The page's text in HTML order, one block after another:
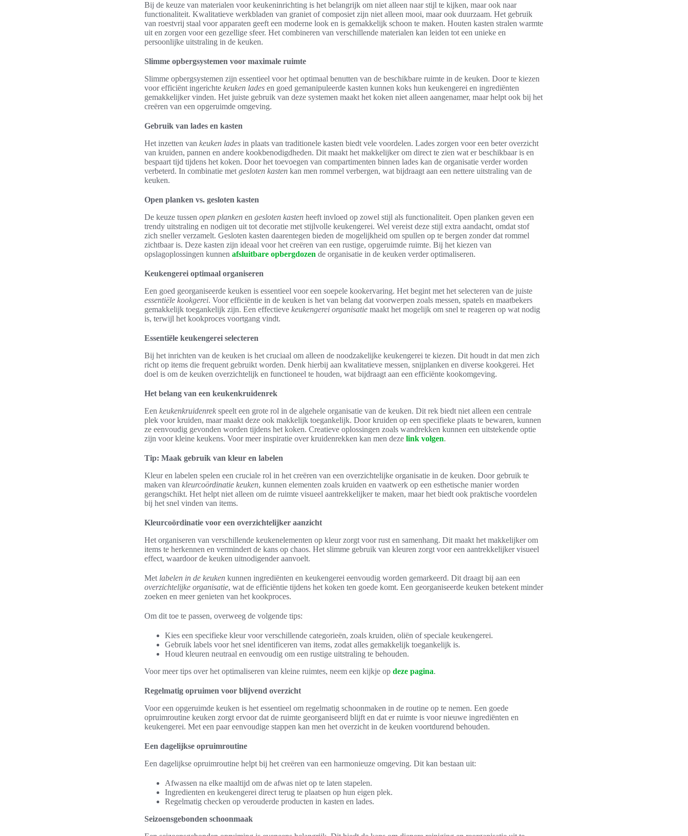
Bij de keuze van materialen voor keukeninrichting is het belangrijk om niet alleen naar stijl te kijken, maar ook naar
functionaliteit. Kwalitatieve werkbladen van graniet of composiet zijn niet alleen mooi, maar ook duurzaam. Het gebruik
van roestvrij staal voor apparaten geeft een moderne look en is gemakkelijk schoon te maken. Houten kasten stralen warmte
uit en zorgen voor een gezellige sfeer. Het combineren van verschillende materialen kan leiden tot een unieke en
persoonlijke uitstraling in de keuken.
Slimme opbergsystemen voor maximale ruimte
Slimme opbergsystemen zijn essentieel voor het optimaal benutten van de beschikbare ruimte in de keuken. Door te kiezen
voor efficiënt ingerichte keuken lades en goed gemanipuleerde kasten kunnen koks hun keukengerei en ingrediënten
gemakkelijker vinden. Het juiste gebruik van deze systemen maakt het koken niet alleen aangenamer, maar helpt ook bij het
creëren van een opgeruimde omgeving.
Gebruik van lades en kasten
Het inzetten van keuken lades in plaats van traditionele kasten biedt vele voordelen. Lades zorgen voor een beter overzicht
van kruiden, pannen en andere kookbenodigdheden. Dit maakt het makkelijker om direct te zien wat er beschikbaar is en
bespaart tijd tijdens het koken. Door het toevoegen van compartimenten binnen lades kan de organisatie verder worden
verbeterd. In combinatie met gesloten kasten kan men rommel verbergen, wat bijdraagt aan een nettere uitstraling van de
keuken.
Open planken vs. gesloten kasten
De keuze tussen open planken en gesloten kasten heeft invloed op zowel stijl als functionaliteit. Open planken geven een
trendy uitstraling en nodigen uit tot decoratie met stijlvolle keukengerei. Wel vereist deze stijl extra aandacht, omdat stof
zich sneller verzamelt. Gesloten kasten daarentegen bieden de mogelijkheid om spullen op te bergen zonder dat rommel
zichtbaar is. Deze kasten zijn ideaal voor het creëren van een rustige, opgeruimde ruimte. Bij het kiezen van
opslagoplossingen kunnen afsluitbare opbergdozen de organisatie in de keuken verder optimaliseren.
Keukengerei optimaal organiseren
Een goed georganiseerde keuken is essentieel voor een soepele kookervaring. Het begint met het selecteren van de juiste
essentiële kookgerei. Voor efficiëntie in de keuken is het van belang dat voorwerpen zoals messen, spatels en maatbekers
gemakkelijk toegankelijk zijn. Een effectieve keukengerei organisatie maakt het mogelijk om snel te reageren op wat nodig
is, terwijl het kookproces voortgang vindt.
Essentiële keukengerei selecteren
Bij het inrichten van de keuken is het cruciaal om alleen de noodzakelijke keukengerei te kiezen. Dit houdt in dat men zich
richt op items die frequent gebruikt worden. Denk hierbij aan kwalitatieve messen, snijplanken en diverse kookgerei. Het
doel is om de keuken overzichtelijk en functioneel te houden, wat bijdraagt aan een efficiënte kookomgeving.
Het belang van een keukenkruidenrek
Een keukenkruidenrek speelt een grote rol in de algehele organisatie van de keuken. Dit rek biedt niet alleen een centrale
plek voor kruiden, maar maakt deze ook makkelijk toegankelijk. Door kruiden op een specifieke plaats te bewaren, kunnen
ze eenvoudig gevonden worden tijdens het koken. Creatieve oplossingen zoals wandrekken kunnen een uitstekende optie
zijn voor kleine keukens. Voor meer inspiratie over kruidenrekken kan men deze link volgen.
Tip: Maak gebruik van kleur en labelen
Kleur en labelen spelen een cruciale rol in het creëren van een overzichtelijke organisatie in de keuken. Door gebruik te
maken van kleurcoördinatie keuken, kunnen elementen zoals kruiden en vaatwerk op een esthetische manier worden
gerangschikt. Het helpt niet alleen om de ruimte visueel aantrekkelijker te maken, maar het biedt ook praktische voordelen
bij het snel vinden van items.
Kleurcoördinatie voor een overzichtelijker aanzicht
Het organiseren van verschillende keukenelementen op kleur zorgt voor rust en samenhang. Dit maakt het makkelijker om
items te herkennen en vermindert de kans op chaos. Het slimme gebruik van kleuren zorgt voor een aantrekkelijker visueel
effect, waardoor de keuken uitnodigender aanvoelt.
Met labelen in de keuken kunnen ingrediënten en keukengerei eenvoudig worden gemarkeerd. Dit draagt bij aan een
overzichtelijke organisatie, wat de efficiëntie tijdens het koken ten goede komt. Een georganiseerde keuken betekent minder
zoeken en meer genieten van het kookproces.
Om dit toe te passen, overweeg de volgende tips:
Kies een specifieke kleur voor verschillende categorieën, zoals kruiden, oliën of speciale keukengerei.
Gebruik labels voor het snel identificeren van items, zodat alles gemakkelijk toegankelijk is.
Houd kleuren neutraal en eenvoudig om een rustige uitstraling te behouden.
Voor meer tips over het optimaliseren van kleine ruimtes, neem een kijkje op deze pagina.
Regelmatig opruimen voor blijvend overzicht
Voor een opgeruimde keuken is het essentieel om regelmatig schoonmaken in de routine op te nemen. Een goede
opruimroutine keuken zorgt ervoor dat de ruimte georganiseerd blijft en dat er ruimte is voor nieuwe ingrediënten en
keukengerei. Met een paar eenvoudige stappen kan men het overzicht in de keuken voortdurend behouden.
Een dagelijkse opruimroutine
Een dagelijkse opruimroutine helpt bij het creëren van een harmonieuze omgeving. Dit kan bestaan uit:
Afwassen na elke maaltijd om de afwas niet op te laten stapelen.
Ingredienten en keukengerei direct terug te plaatsen op hun eigen plek.
Regelmatig checken op verouderde producten in kasten en lades.
Seizoensgebonden schoonmaak